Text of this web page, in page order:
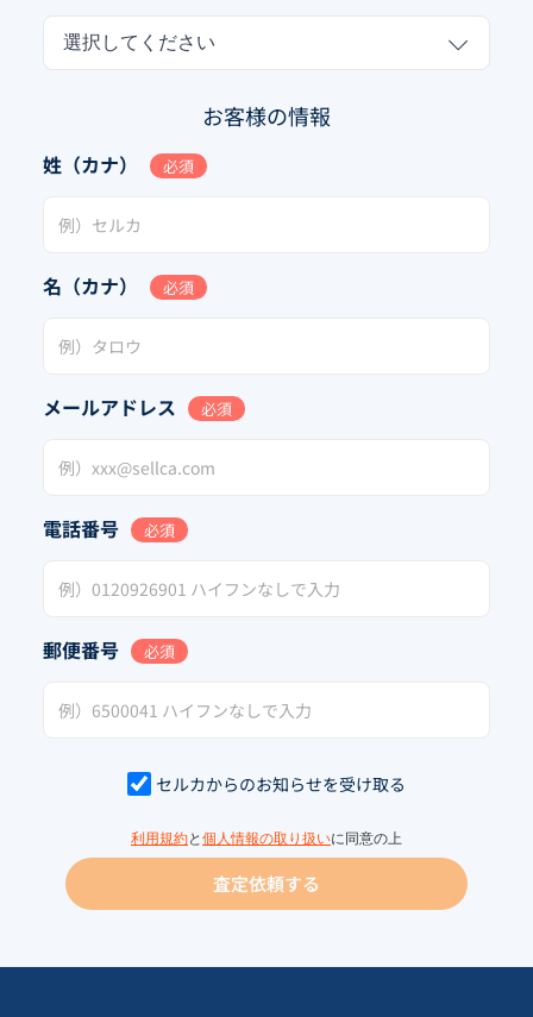
選択してください
お客様の情報
姓（カナ） 必須
名（カナ） 必須
メールアドレス 必須
電話番号 必須
郵便番号 必須
セルカからのお知らせを受け取る
利用規約と 個人情報の取り扱いに同意の上
査定依頼する